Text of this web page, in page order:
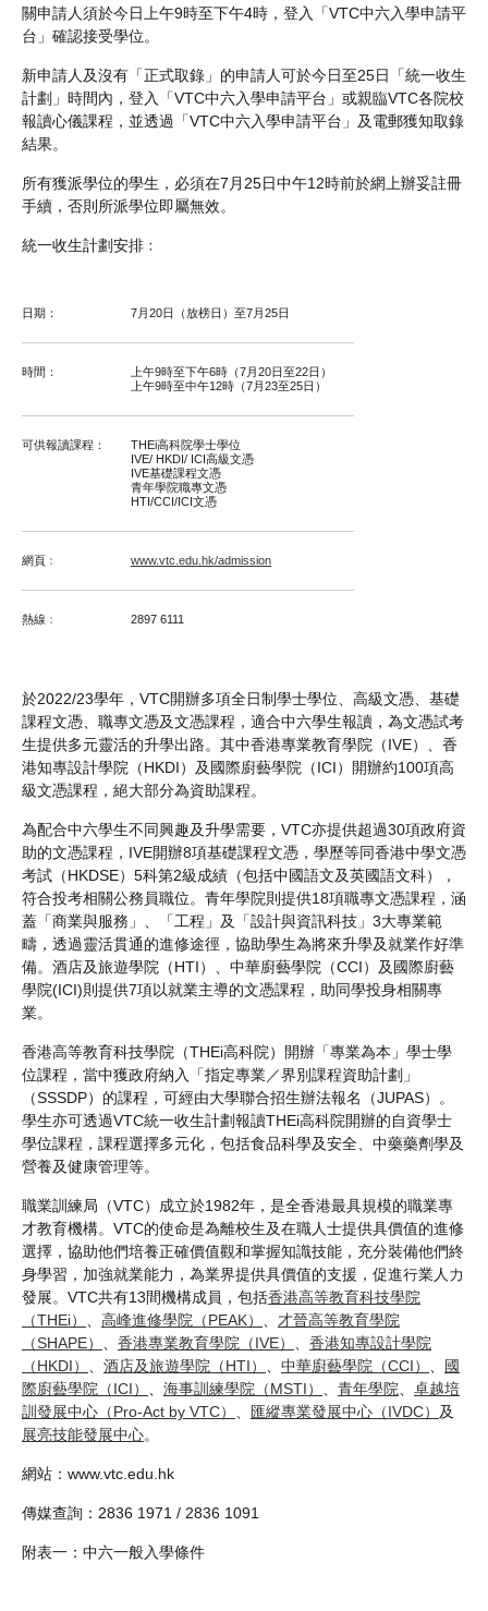
關申請人須於今日上午9時至下午4時，登入「VTC中六入學申請平
台」確認接受學位。
新申請人及沒有「正式取錄」的申請人可於今日至25日「統一收生
計劃」時間內，登入「VTC中六入學申請平台」或親臨VTC各院校
報讀心儀課程，並透過「VTC中六入學申請平台」及電郵獲知取錄
結果。
所有獲派學位的學生，必須在7月25日中午12時前於網上辦妥註冊
手續，否則所派學位即屬無效。
統一收生計劃安排﹕
日期： 7月20日（放榜日）至7月25日
時間：
上午9時至下午6時（7月20日至22日）
上午9時至中午12時（7月23至25日）
可供報讀課程：
THEi高科院學士學位
IVE/ HKDI/ ICI高級文憑
IVE基礎課程文憑
青年學院職專文憑
HTI/CCI/ICI文憑
網頁﹕ www.vtc.edu.hk/admission
熱線﹕ 2897 6111
於2022/23學年，VTC開辦多項全日制學士學位、高級文憑、基礎
課程文憑、職專文憑及文憑課程，適合中六學生報讀，為文憑試考
生提供多元靈活的升學出路。其中香港專業教育學院（IVE）、香
港知專設計學院（HKDI）及國際廚藝學院（ICI）開辦約100項高
級文憑課程，絕大部分為資助課程。
為配合中六學生不同興趣及升學需要，VTC亦提供超過30項政府資
助的文憑課程，IVE開辦8項基礎課程文憑，學歷等同香港中學文憑
考試（HKDSE）5科第2級成績（包括中國語文及英國語文科），
符合投考相關公務員職位。青年學院則提供18項職專文憑課程，涵
蓋「商業與服務」、「工程」及「設計與資訊科技」3大專業範
疇，透過靈活貫通的進修途徑，協助學生為將來升學及就業作好準
備。酒店及旅遊學院（HTI）、中華廚藝學院（CCI）及國際廚藝
學院(ICI)則提供7項以就業主導的文憑課程，助同學投身相關專
業。
香港高等教育科技學院（THEi高科院）開辦「專業為本」學士學
位課程，當中獲政府納入「指定專業／界別課程資助計劃」
（SSSDP）的課程，可經由大學聯合招生辦法報名（JUPAS）。
學生亦可透過VTC統一收生計劃報讀THEi高科院開辦的自資學士
學位課程，課程選擇多元化，包括食品科學及安全、中藥藥劑學及
營養及健康管理等。
職業訓練局（VTC）成立於1982年，是全香港最具規模的職業專
才教育機構。VTC的使命是為離校生及在職人士提供具價值的進修
選擇，協助他們培養正確價值觀和掌握知識技能，充分裝備他們終
身學習，加強就業能力，為業界提供具價值的支援，促進行業人力
發展。VTC共有13間機構成員，包括香港高等教育科技學院
（THEi）
高峰進修學院（PEAK）
才晉高等教育學院
（SHAPE）
香港專業教育學院（IVE）
香港知專設計學院
（HKDI）
酒店及旅遊學院（HTI） 中華廚藝學院（CCI）
國
際廚藝學院（ICI）
海事訓練學院（MSTI） 青年學院
卓越培
訓發展中心（Pro-Act by VTC）
匯縱專業發展中心（IVDC） 及
展亮技能發展中心。
網站：www.vtc.edu.hk
傳媒查詢：2836 1971 / 2836 1091
附表一：中六一般入學條件